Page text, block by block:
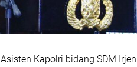
Asisten Kapolri bidang SDM